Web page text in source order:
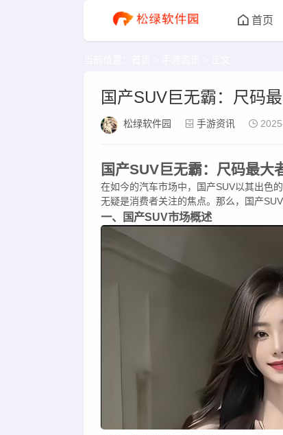
首页
国产SUV巨无霸：尺码
松绿软件园 手游资讯
国产SUV巨无霸：尺码最大
在如今的汽车市场中，国产SUV以其出色
无疑是消费者关注的焦点。那么，国产
一、国产SUV市场概述